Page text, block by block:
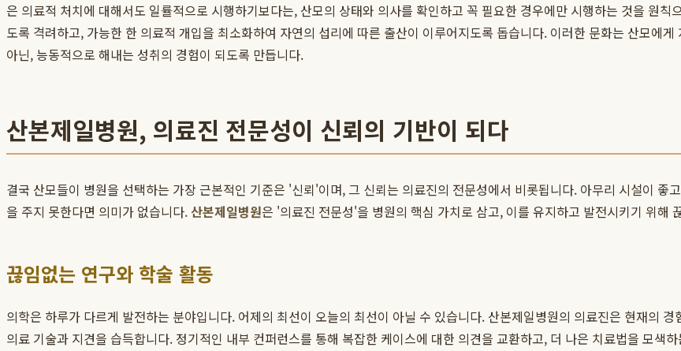
은 의료적 처치에 대해서도 일률적으로 시행하기보다는, 산모의 상태와 의사를 확인하고 꼭 필요한 경우에만 시행하는 것을 원
도록 격려하고, 가능한 한 의료적 개입을 최소화하여 자연의 섭리에 따른 출산이 이루어지도록 돕습니다. 이러한 문화는 산모에
아닌, 능동적으로 해내는 성취의 경험이 되도록 만듭니다.
산본제일병원, 의료진 전문성이 신뢰의 기반이 되다
결국 산모들이 병원을 선택하는 가장 근본적인 기준은 '신뢰'이며, 그 신뢰는 의료진의 전문성에서 비롯됩니다. 아무리 시설이 좋
을 주지 못한다면 의미가 없습니다. 산본제일병원은 '의료진 전문성'을 병원의 핵심 가치로 삼고, 이를 유지하고 발전시키기 위해
끊임없는 연구와 학술 활동
의학은 하루가 다르게 발전하는 분야입니다. 어제의 최선이 오늘의 최선이 아닐 수 있습니다. 산본제일병원의 의료진은 현재의
의료 기술과 지견을 습득합니다. 정기적인 내부 컨퍼런스를 통해 복잡한 케이스에 대한 의견을 교환하고, 더 나은 치료법을 모색